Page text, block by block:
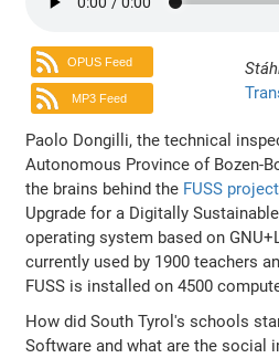
OPUS Feed
MP3 Feed
Paolo Dongilli, the technical
Autonomous Province of Bozen-
the brains behind the FUSS project
Upgrade for a Digitally
operating system based on
currently used by 1900 teachers
FUSS is installed on 4500
How did South Tyrol's schools
Software and what are the social